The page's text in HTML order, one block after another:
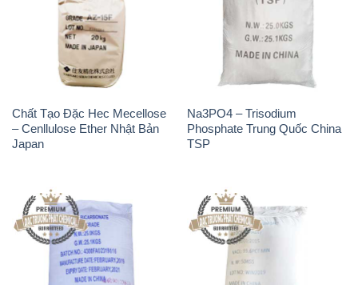
Chất Tạo Đặc Hec Mecellose
– Cenllulose Ether Nhật Bản
Japan
Na3PO4 – Trisodium
Phosphate Trung Quốc China
TSP